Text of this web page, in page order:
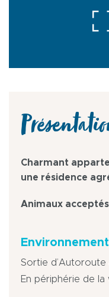
Charmant
une résidence
Animaux acceptés
Environnement
Sortie d’Autoroute
En périphérie de la